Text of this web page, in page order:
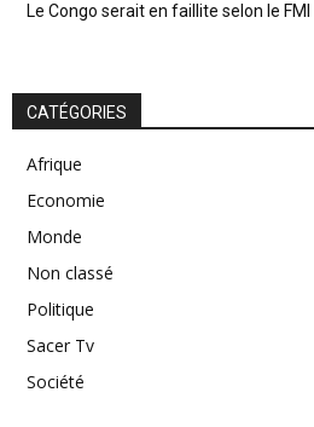
Le Congo serait en faillite selon le FMI
CATÉGORIES
Afrique
Economie
Monde
Non classé
Politique
Sacer Tv
Société